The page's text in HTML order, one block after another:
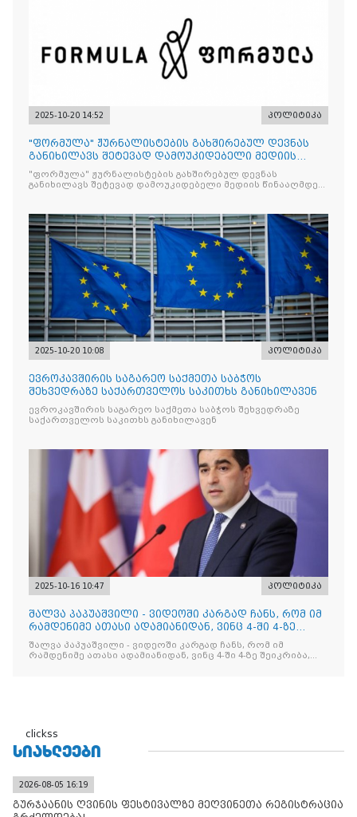
2025-10-20 14:52 პოლიტიკა
"ფორმულა" ჟურნალისტების გახშირებულ დევნას
განიხილავს შეტევად დამოუკიდებელი მედიის
წინააღმდ
"ფორმულა" ჟურნალისტების გახშირებულ დევნას
განიხილავს შეტევად დამოუკიდებელი მედიის წინააღმდეგ,
2025-10-20 10:08 პოლიტიკა
ევროკავშირის საგარეო საქმეთა საბჭოს
შეხვედრაზე საქართველოს საკითხს განიხილავენ
ევროკავშირის საგარეო საქმეთა საბჭოს შეხვედრაზე
საქართველოს საკითხს განიხილავენ
2025-10-16 10:47 პოლიტიკა
შალვა პაპუაშვილი - ვიდეოში კარგად ჩანს, რომ იმ
რამდენიმე ათასი ადამიანიდან, ვინც 4-ში 4-ზე
შეიკრიბა,
შალვა პაპუაშვილი - ვიდეოში კარგად ჩანს, რომ იმ
რამდენიმე ათასი ადამიანიდან, ვინც 4-ში 4-ზე შეიკრიბა,
clickss
ᲡᲘᲐᲮᲚᲔᲔᲑᲘ
2026-08-05 16:19
გურჯაანის ღვინის ფესტივალზე მეღვინეთა რეგისტრაცია